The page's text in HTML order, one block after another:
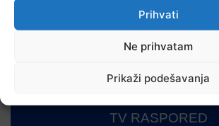
Prihvati
Ne prihvatam
Prikaži podešavanja
EUFOR izveo vježbu nedaleko od Foče, uoči
2026’
TV RASPORED